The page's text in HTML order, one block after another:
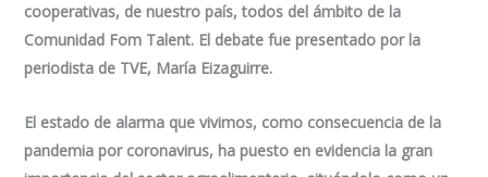
cooperativas, de nuestro país, todos del ámbito de la
Comunidad Fom Talent. El debate fue presentado por la
periodista de TVE, María Eizaguirre.
El estado de alarma que vivimos, como consecuencia de la
pandemia por coronavirus, ha puesto en evidencia la gran